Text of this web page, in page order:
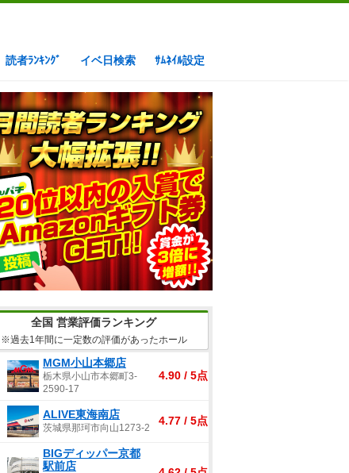
読者ﾗﾝｷﾝｸﾞ イベ日検索 ｻﾑﾈｲﾙ設定
全国 営業評価ランキング
※過去1年間に一定数の評価があったホール
MGM小山本郷店
栃木県小山市本郷町3-
2590-17
4.90 / 5点
ALIVE東海南店
茨城県那珂市向山1273-2
4.77 / 5点
BIGディッパー京都
駅前店